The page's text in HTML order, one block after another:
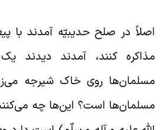
در صلح حدیبیّه آمدند با
کنند، آمدند دیدند
روی خاک شیرجه
است؟ این‌ها چه